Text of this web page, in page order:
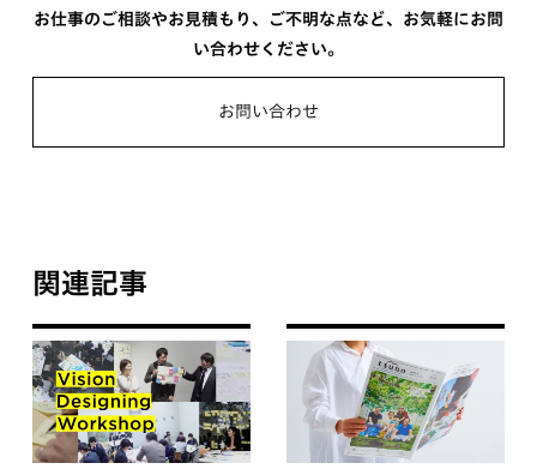
お仕事のご相談やお見積もり、ご不明な点など、お気軽にお問
い合わせください。
お問い合わせ
関連記事